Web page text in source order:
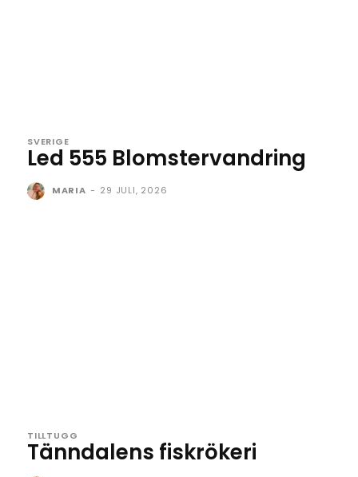
SVERIGE
Led 555 Blomstervandring
MARIA - 29 JULI, 2026
TILLTUGG
Tänndalens fiskrökeri